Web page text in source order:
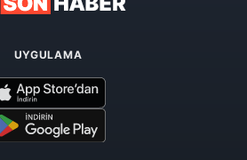
UYGULAMA